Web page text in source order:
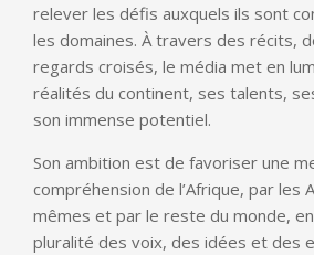
relever les défis auxquels ils sont
les domaines. À travers des récits,
regards croisés, le média met en
réalités du continent, ses talents,
son immense potentiel.
Son ambition est de favoriser une
compréhension de l’Afrique, par les
mêmes et par le reste du monde,
pluralité des voix, des idées et des